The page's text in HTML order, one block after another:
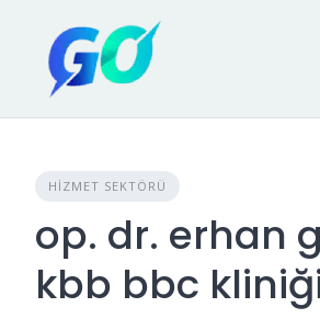
HIZMET SEKTÖRÜ
op. dr. erhan
kbb bbc